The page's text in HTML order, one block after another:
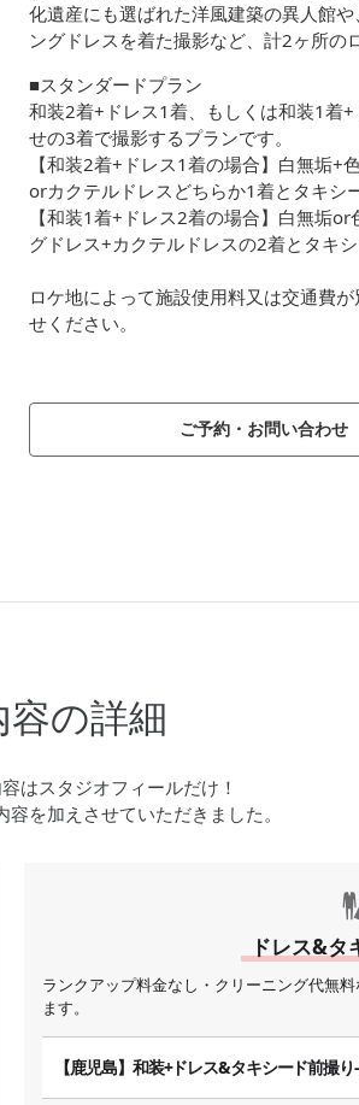
化遺産にも選ばれた洋風建築の異人館
ングドレスを着た撮影など、計2ヶ所の
■スタンダードプラン
和装2着+ドレス1着、もしくは和装1着
せの3着で撮影するプランです。
【和装2着+ドレス1着の場合】白無垢+
orカクテルドレスどちらか1着とタキシ
【和装1着+ドレス2着の場合】白無垢
グドレス+カクテルドレスの2着とタキ
ロケ地によって施設使用料又は交通費
せください。
ご予約・お問い合わせ
の詳細
はスタジオフィールだけ！
を加えさせていただきました。
ドレス&タ
ランクアップ料金なし・クリーニング代無
ます。
【鹿児島】和装+ドレス&タキシード前撮